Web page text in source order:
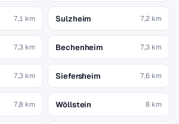
7,1 km Sulzheim 7,2 km
7,3 km Bechenheim 7,3 km
7,3 km Siefersheim 7,6 km
7,8 km Wöllstein 8 km